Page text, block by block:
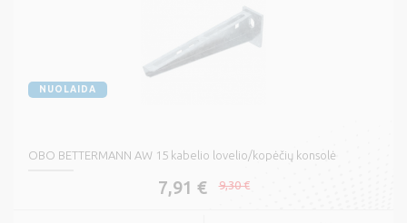
NUOLAIDA
OBO BETTERMANN AW 15 kabelio lovelio/kopėčių konsolė
7,91 € 9,30 €